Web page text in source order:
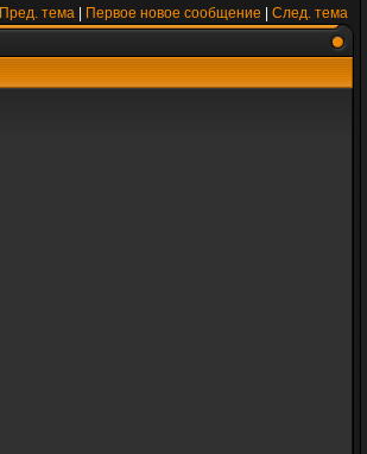
Пред. тема Первое новое сообщение
След. тема